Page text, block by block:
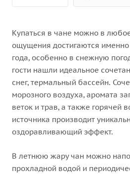
Купаться в чане можно в
ощущения достигаются
года, особенно в снежную
гости нашли идеальное
снег, термальный бассейн.
морозного воздуха, аромата
веток и трав, а также горячей
источника производит
оздоравливающий эффект.
В летнюю жару чан можно
прохладной водой и